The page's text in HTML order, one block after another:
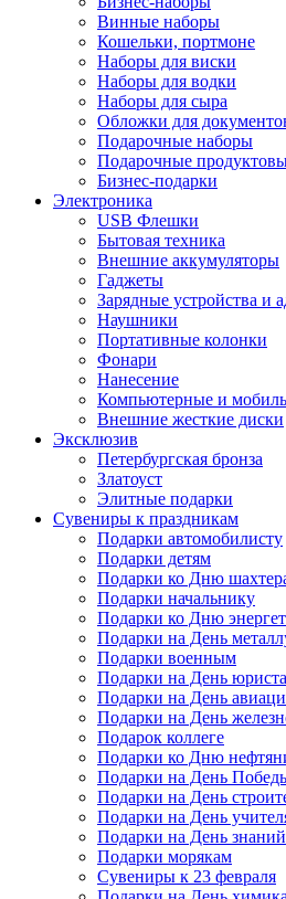
Винные наборы
Кошельки, портмоне
Наборы для виски
Наборы для водки
Наборы для сыра
Обложки для
Подарочные наборы
Подарочные
Бизнес-подарки
Электроника
USB Флешки
Бытовая техника
Внешние аккумуляторы
Гаджеты
Зарядные устройства и
Наушники
Портативные колонки
Фонари
Нанесение
Компьютерные и
Внешние жесткие диски
Эксклюзив
Петербургская бронза
Златоуст
Элитные подарки
Сувениры к праздникам
Подарки автомобилисту
Подарки детям
Подарки ко Дню
Подарки начальнику
Подарки ко Дню
Подарки на День
Подарки военным
Подарки на День юриста
Подарки на День
Подарки на День
Подарок коллеге
Подарки ко Дню
Подарки на День
Подарки на День
Подарки на День
Подарки на День знаний
Подарки морякам
Сувениры к 23 февраля